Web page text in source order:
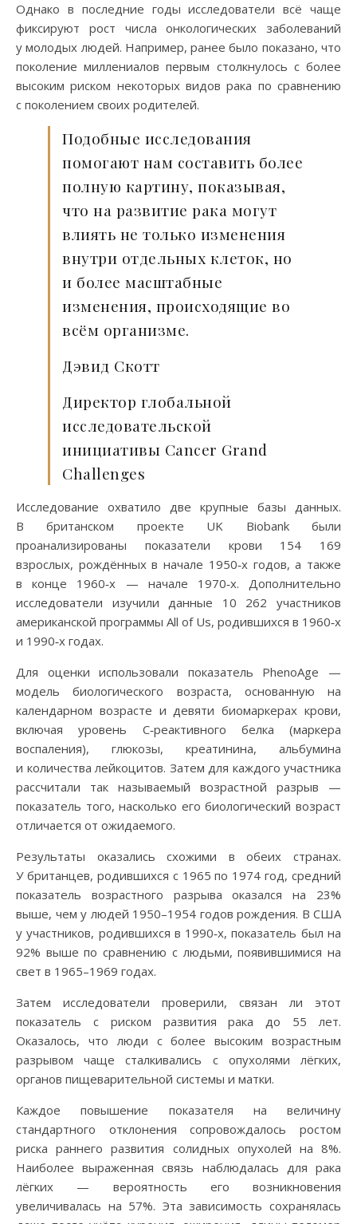
Однако в последние годы исследователи всё чаще
фиксируют рост числа онкологических заболеваний
у молодых людей. Например, ранее было показано, что
поколение миллениалов первым столкнулось с более
высоким риском некоторых видов рака по сравнению
с поколением своих родителей.
Подобные исследования
помогают нам составить более
полную картину, показывая,
что на развитие рака могут
влиять не только изменения
внутри отдельных клеток, но
и более масштабные
изменения, происходящие во
всём организме.
Дэвид Скотт
Директор глобальной
исследовательской
инициативы Cancer Grand
Challenges
Исследование охватило две крупные базы данных.
В британском проекте UK Biobank были
проанализированы показатели крови 154 169
взрослых, рождённых в начале 1950‑х годов, а также
в конце 1960‑х — начале 1970‑х. Дополнительно
исследователи изучили данные 10 262 участников
американской программы All of Us, родившихся в 1960‑х
и 1990‑х годах.
Для оценки использовали показатель PhenoAge —
модель биологического возраста, основанную на
календарном возрасте и девяти биомаркерах крови,
включая уровень С‑реактивного белка (маркера
воспаления), глюкозы, креатинина, альбумина
и количества лейкоцитов. Затем для каждого участника
рассчитали так называемый возрастной разрыв —
показатель того, насколько его биологический возраст
отличается от ожидаемого.
Результаты оказались схожими в обеих странах.
У британцев, родившихся с 1965 по 1974 год, средний
показатель возрастного разрыва оказался на 23%
выше, чем у людей 1950–1954 годов рождения. В США
у участников, родившихся в 1990‑х, показатель был на
92% выше по сравнению с людьми, появившимися на
свет в 1965–1969 годах.
Затем исследователи проверили, связан ли этот
показатель с риском развития рака до 55 лет.
Оказалось, что люди с более высоким возрастным
разрывом чаще сталкивались с опухолями лёгких,
органов пищеварительной системы и матки.
Каждое повышение показателя на величину
стандартного отклонения сопровождалось ростом
риска раннего развития солидных опухолей на 8%.
Наиболее выраженная связь наблюдалась для рака
лёгких — вероятность его возникновения
увеличивалась на 57%. Эта зависимость сохранялась